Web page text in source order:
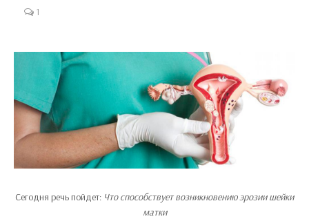
1
Сегодня речь пойдет: Что способствует возникновению эрозии шейки
матки